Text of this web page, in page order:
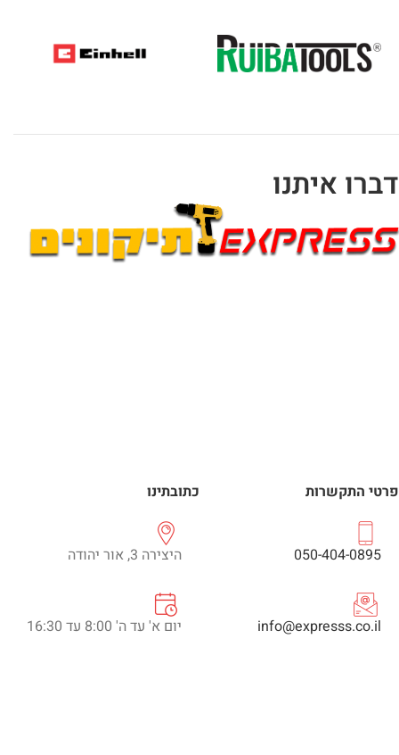
דברו איתנו
פרטי התקשרות
050-404-0895
info@expresss.co.il
כתובתינו
היצירה 3, אור יהודה
יום א' עד ה' 8:00 עד 16:30